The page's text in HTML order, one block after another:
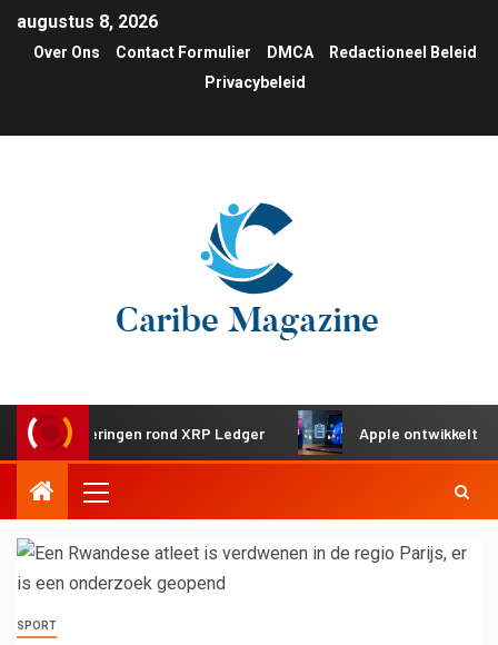
augustus 8, 2026
Over Ons Contact Formulier DMCA
Redactioneel Beleid
Privacybeleid
rond XRP Ledger Apple ontwikkelt gedeeld
SPORT